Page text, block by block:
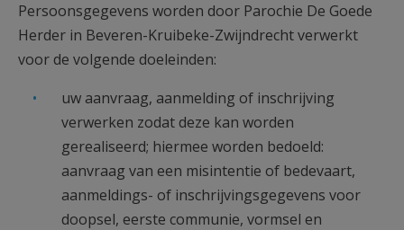
Persoonsgegevens worden door Parochie De Goede
Herder in Beveren-Kruibeke-Zwijndrecht verwerkt
voor de volgende doeleinden:
uw aanvraag, aanmelding of inschrijving
verwerken zodat deze kan worden
gerealiseerd; hiermee worden bedoeld:
aanvraag van een misintentie of bedevaart,
aanmeldings- of inschrijvingsgegevens voor
doopsel, eerste communie, vormsel en